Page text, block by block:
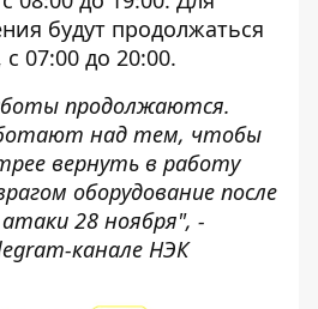
будут продолжаться
07:00 до 20:00.
продолжаются.
над тем, чтобы
вернуть в работу
оборудование после
28 ноября", -
канале НЭК